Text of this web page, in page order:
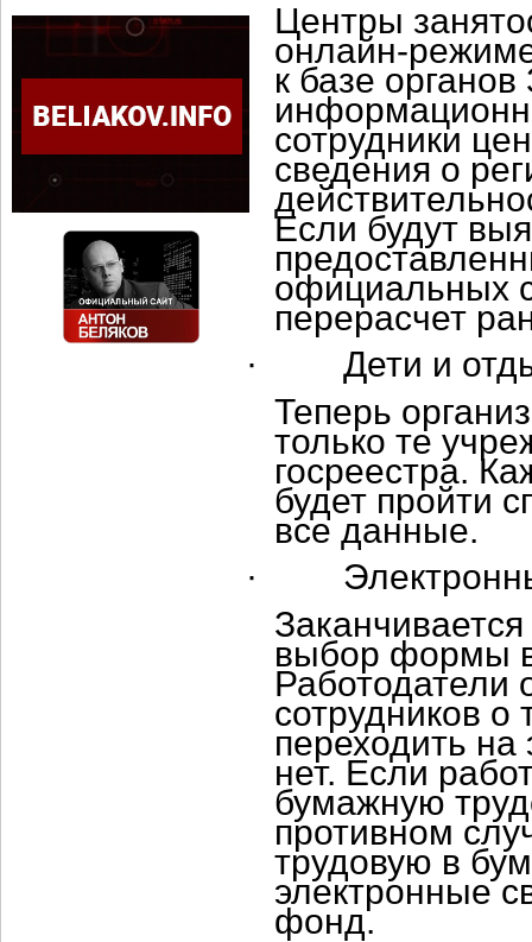
Центры
онлайн-
к базе
сотрудники
сведения о
Если будут
официальных
перерасчет
·
Дети и
Теперь
только те
госреестра.
будет пройти
все данные.
·
выбор формы
Работодатели
сотрудников о
переходить
нет. Если
бумажную
противном
трудовую в
электронные
фонд.